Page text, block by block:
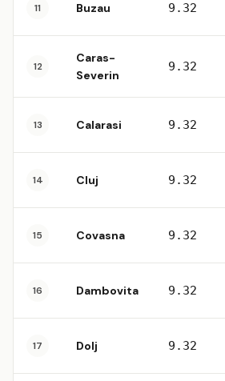
11 Buzau 9.32
12
Caras-
Severin
9.32
13 Calarasi 9.32
14 Cluj 9.32
15 Covasna 9.32
16 Dambovita 9.32
17 Dolj 9.32